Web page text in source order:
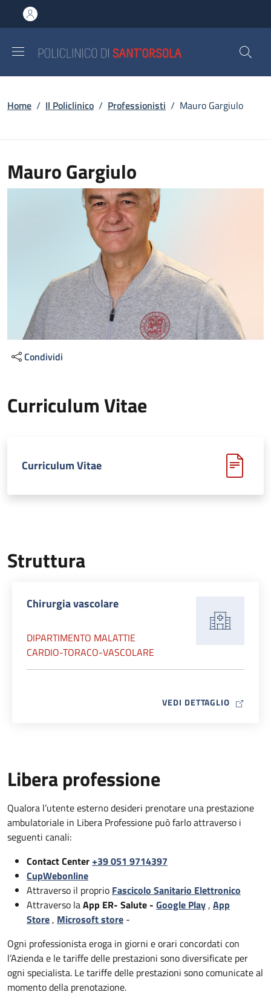
al contenuto principale
to footer content
Briciole di pane
Home / Il Policlinico / Professionisti / Mauro Gargiulo
Mauro Gargiulo
Condividi
Curriculum Vitae
Curriculum Vitae
Struttura
Chirurgia vascolare
DIPARTIMENTO MALATTIE
CARDIO-TORACO-VASCOLARE
VEDI DETTAGLIO MAP ICON
Libera professione
Qualora l’utente esterno desideri prenotare una prestazione
ambulatoriale in Libera Professione può farlo attraverso i
seguenti canali:
Contact Center+39 051 9714397
CupWebonline
Attraverso il proprio Fascicolo Sanitario Elettronico
Attraverso laApp ER- Salute - Google Play, App
Store, Microsoft store -
Ogni professionista eroga in giorni e orari concordati con
l’Azienda e le tariffe delle prestazioni sono diversificate per
ogni specialista. Le tariffe delle prestazioni sono comunicate al
momento della prenotazione.